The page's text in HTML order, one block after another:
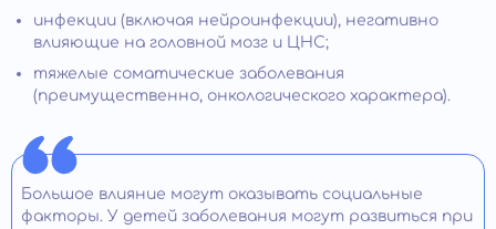
инфекции (включая нейроинфекции), негативно
влияющие на головной мозг и ЦНС;
тяжелые соматические заболевания
(преимущественно, онкологического характера).
Большое влияние могут оказывать социальные
факторы. У детей заболевания могут развиться при